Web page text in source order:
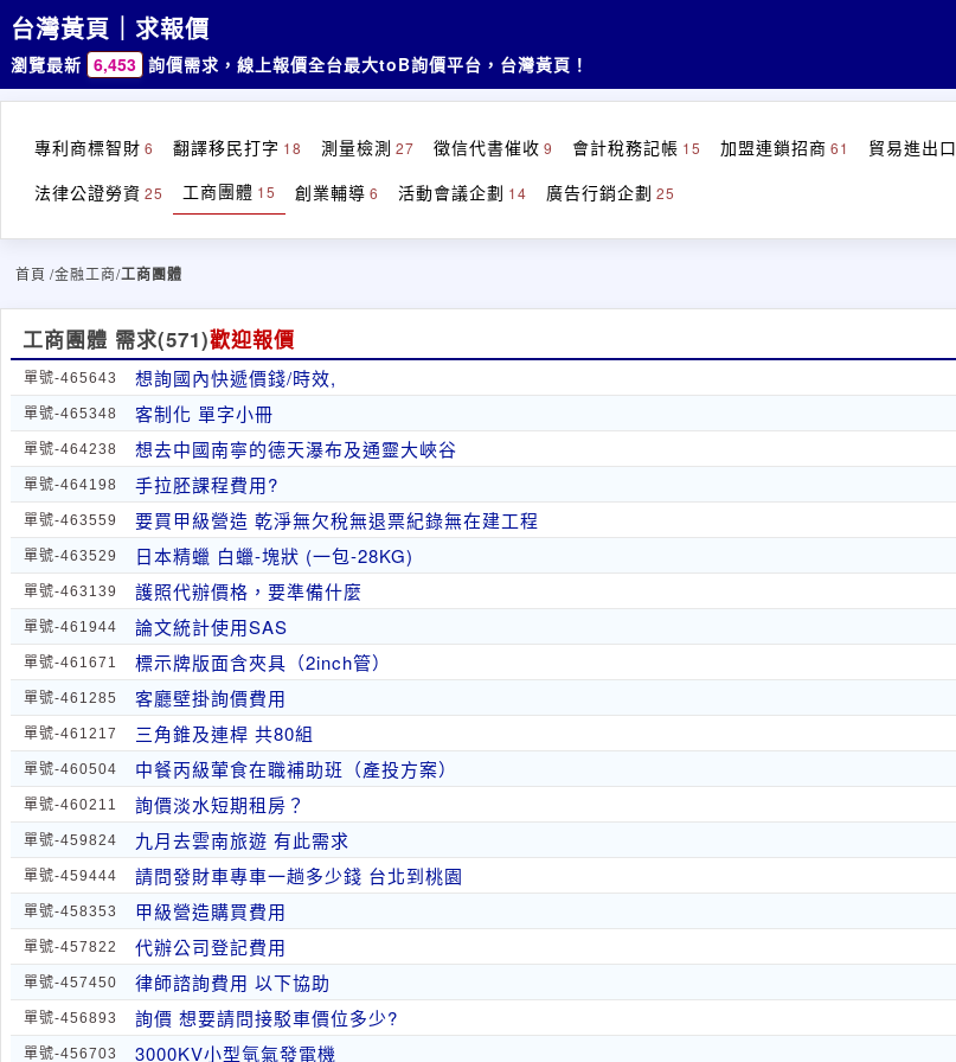
台灣黃頁｜求報價
瀏覽最新 6,453 詢價需求，線上報價全台最大toB詢價平台，台灣黃頁！
專利商標智財 6 翻譯移民打字 18 測量檢測 27 徵信代書催收 9 會計稅務記帳 15 加盟連鎖招商 61 貿易進出口
法律公證勞資 25 工商團體 15 創業輔導 6 活動會議企劃 14 廣告行銷企劃 25
首頁 /金融工商/工商團體
工商團體 需求(571)歡迎報價
單號-465643 想詢國內快遞價錢/時效,
單號-465348 客制化 單字小冊
單號-464238 想去中國南寧的德天瀑布及通靈大峽谷
單號-464198 手拉胚課程費用?
單號-463559 要買甲級營造 乾淨無欠稅無退票紀錄無在建工程
單號-463529 日本精蠟 白蠟-塊狀 (一包-28KG)
單號-463139 護照代辦價格，要準備什麼
單號-461944 論文統計使用SAS
單號-461671 標示牌版面含夾具（2inch管）
單號-461285 客廳壁掛詢價費用
單號-461217 三角錐及連桿 共80組
單號-460504 中餐丙級葷食在職補助班（產投方案）
單號-460211 詢價淡水短期租房？
單號-459824 九月去雲南旅遊 有此需求
單號-459444 請問發財車專車一趟多少錢 台北到桃園
單號-458353 甲級營造購買費用
單號-457822 代辦公司登記費用
單號-457450 律師諮詢費用 以下協助
單號-456893 詢價 想要請問接駁車價位多少?
單號-456703 3000KV小型氫氣發電機